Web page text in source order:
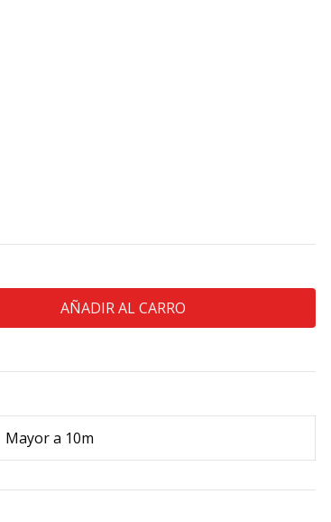
Mayor a 10m